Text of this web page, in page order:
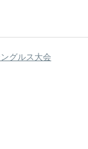
グルス大会